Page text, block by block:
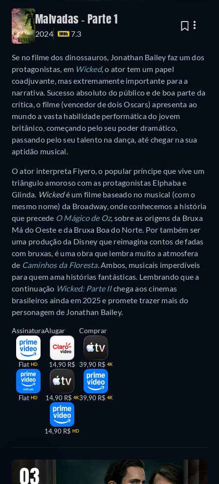
Malvadas - Parte 1
2024 7.3
Se no filme dos dinossauros, Jonathan Bailey faz um dos
protagonistas, em Wicked, o ator tem um papel
coadjuvante, mas extremamente importante para a
narrativa. Sucesso absoluto do público e de boa parte da
crítica, o filme (vencedor de dois Oscars) apresenta ao
mundo a vasta habilidade performática do jovem
britânico, começando pelo seu poder dramático,
passando pelo seu talento na dança, até chegar na sua
aptidão musical.
O ator interpreta Fiyero, o popular príncipe que vive um
triângulo amoroso com as protagonistas Elphaba e
Glinda. Wickedé um filme baseado no musical (com o
mesmo nome) da Broadway, onde conhecemos a história
que precede O Mágico de Oz, sobre as origens da Bruxa
Má do Oeste e da Bruxa Boa do Norte. Por também ser
uma produção da Disney que reimagina contos de fadas
com bruxas, é uma obra que lembra muito a atmosfera
de Caminhos da Floresta. Ambos, musicais imperdíveis
para quem ama histórias fantásticas. Lembrando que a
continuação Wicked: Parte IIchega aos cinemas
brasileiros ainda em 2025 e promete trazer mais do
personagem de Jonathan Bailey.
Assinatura
Flat HD
Flat HD
Alugar
14,90 R$
14,90 R$ 4K
14,90 R$ HD
Comprar
39,90 R$ 4K
39,90 R$ 4K
03